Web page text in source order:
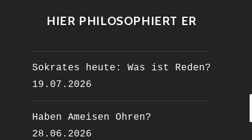
HIER PHILOSOPHIERT ER
Sokrates heute: Was ist Reden?
19.07.2026
Haben Ameisen Ohren?
28.06.2026